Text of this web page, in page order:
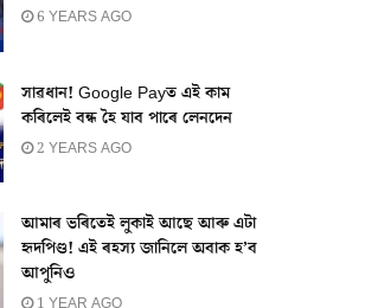
6 YEARS AGO
সাৱধান! Google Payত এই কাম
কৰিলেই বন্ধ হৈ যাব পাৰে লেনদেন
2 YEARS AGO
আমাৰ ভৰিতেই লুকাই আছে আৰু এটা
হৃদপিণ্ড! এই ৰহস্য জানিলে অবাক হ’ব
আপুনিও